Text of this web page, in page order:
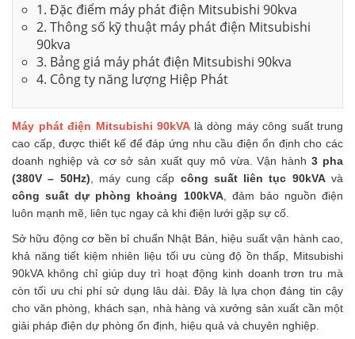
1. Đặc điểm máy phát điện Mitsubishi 90kva
2. Thông số kỹ thuật máy phát điện Mitsubishi
90kva
3. Bảng giá máy phát điện Mitsubishi 90kva
4. Công ty năng lượng Hiệp Phát
Máy phát điện Mitsubishi 90kVA là dòng máy công suất trung
cao cấp, được thiết kế để đáp ứng nhu cầu điện ổn định cho các
doanh nghiệp và cơ sở sản xuất quy mô vừa. Vận hành3 pha
(380V – 50Hz), máy cung cấp công suất liên tục 90kVAvà
công suất dự phòng khoảng 100kVA, đảm bảo nguồn điện
luôn mạnh mẽ, liên tục ngay cả khi điện lưới gặp sự cố.
Sở hữu động cơ bền bỉ chuẩn Nhật Bản, hiệu suất vận hành cao,
khả năng tiết kiệm nhiên liệu tối ưu cùng độ ồn thấp, Mitsubishi
90kVA không chỉ giúp duy trì hoạt động kinh doanh trơn tru mà
còn tối ưu chi phí sử dụng lâu dài. Đây là lựa chọn đáng tin cậy
cho văn phòng, khách sạn, nhà hàng và xưởng sản xuất cần một
giải pháp điện dự phòng ổn định, hiệu quả và chuyên nghiệp.